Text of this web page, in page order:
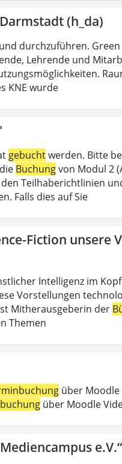
(h_da)
durchzuführen.
Lehrende und
KNE wurde
gebuchtwerden. Bitte
Buchungvon Modul 2
Teilhaberichtlinien
Falls dies auf Sie
Fiction unsere
Intelligenz im
Vorstellungen
Mitherausgeberin der
Themen
über
über Moodle